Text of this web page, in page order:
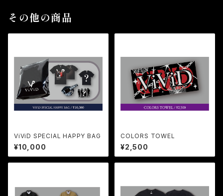
その他の商品
ViViD SPECIAL HAPPY BAG
¥10,000
COLORS TOWEL
¥2,500